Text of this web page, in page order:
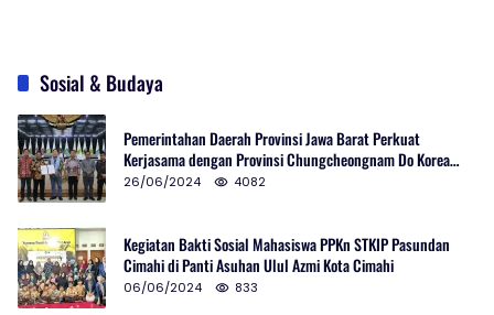
Sosial & Budaya
Pemerintahan Daerah Provinsi Jawa Barat Perkuat
Kerjasama dengan Provinsi Chungcheongnam Do Korea
Selatan
26/06/2024 4082
Kegiatan Bakti Sosial Mahasiswa PPKn STKIP Pasundan
Cimahi di Panti Asuhan Ulul Azmi Kota Cimahi
06/06/2024 833